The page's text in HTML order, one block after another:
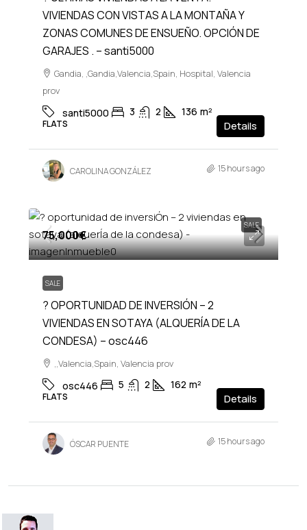
VIVIENDAS CON VISTAS A LA MONTAÑA Y
ZONAS COMUNES DE ENSUEÑO. OPCIÓN DE
GARAJES . – santi5000
Gandia, ,Gandia,Valencia,Spain, Hospital, Valencia
prov
santi5000 3 2 136 m²
FLATS Details
CAROLINA GONZÁLEZ 15 hours ago
SALE
75,000€
SALE
? OPORTUNIDAD DE INVERSIÓN – 2
VIVIENDAS EN SOTAYA (ALQUERÍA DE LA
CONDESA) – osc446
,,Valencia,Spain, Valencia prov
osc446 5 2 162 m²
FLATS Details
ÓSCAR PUENTE 15 hours ago